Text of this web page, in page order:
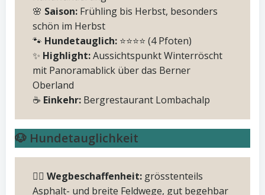
🌸 Saison: Frühling bis Herbst, besonders
schön im Herbst
🐾 Hundetauglich: ⭐️⭐️⭐️⭐️ (4 Pfoten)
✨ Highlight:Aussichtspunkt Winterröscht
mit Panoramablick über das Berner
Oberland
☕️ Einkehr: Bergrestaurant Lombachalp
🐶 Hundetauglichkeit
🚶‍♂️ Wegbeschaffenheit: grösstenteils
Asphalt- und breite Feldwege, gut begehbar